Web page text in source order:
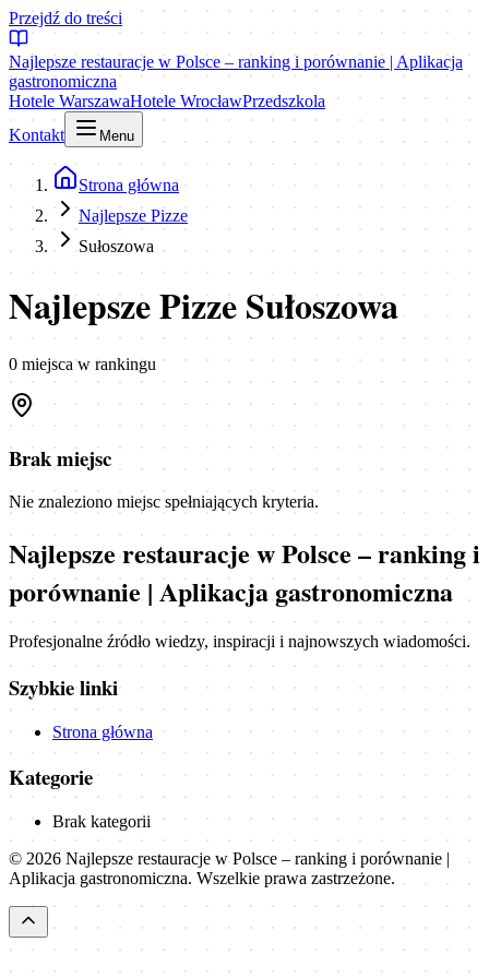
Przejdź do treści
Najlepsze restauracje w Polsce – ranking i porównanie | Aplikacja
gastronomiczna
Hotele WarszawaHotele WrocławPrzedszkola
Kontakt
Menu
Strona główna
Najlepsze Pizze
Sułoszowa
Najlepsze Pizze Sułoszowa
0 miejscaw rankingu
Brak miejsc
Nie znaleziono miejsc spełniających kryteria.
Najlepsze restauracje w Polsce – ranking i
porównanie | Aplikacja gastronomiczna
Profesjonalne źródło wiedzy, inspiracji i najnowszych wiadomości.
Szybkie linki
Strona główna
Kategorie
Brak kategorii
© 2026 Najlepsze restauracje w Polsce – ranking i porównanie |
Aplikacja gastronomiczna. Wszelkie prawa zastrzeżone.